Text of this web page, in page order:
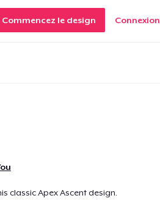
Commencez le design Connexion
classic Apex Ascent design.